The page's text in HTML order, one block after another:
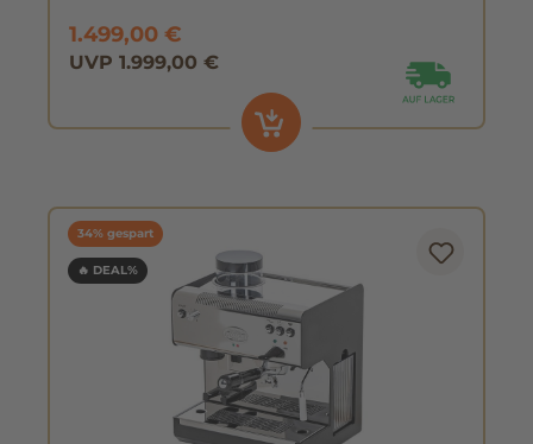
1.499,00 €
UVP 1.999,00 €
34% gespart
🔥 DEAL%